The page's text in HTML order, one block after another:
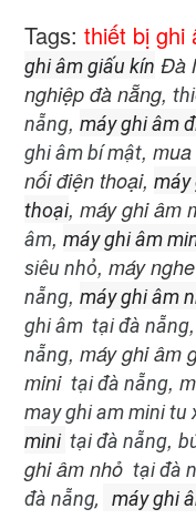
Tags:thiết bị ghi
ghi âm giấu kín Đà
nghiệp đà nẵng,
nẵng,máy ghi âm
ghi âm bí mật,
nối điện thoại,máy
thoại, máy ghi âm
âm,máy ghi âm
siêu nhỏ, máy
nẵng,máy ghi âm
ghi âm tại đà nẵng
nẵng, máy ghi âm
mini tại đà nẵng,
may ghi am mini tu
mini tại đà nẵng,
ghi âm nhỏ tại đà
đà nẵng,
máy ghi